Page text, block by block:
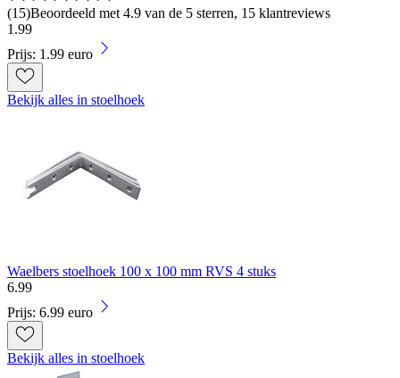
(15)Beoordeeld met 4.9 van de 5 sterren, 15 klantreviews
1 .99
Prijs: 1.99 euro
Bekijk alles in stoelhoek
Waelbers stoelhoek 100 x 100 mm RVS 4 stuks
6.99
Prijs: 6.99 euro
Bekijk alles in stoelhoek